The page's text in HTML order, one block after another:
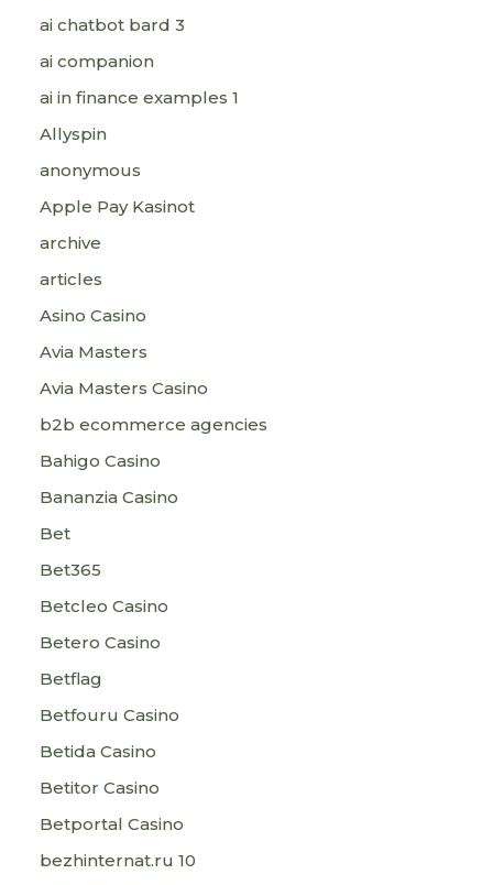
ai chatbot bard 3
ai companion
ai in finance examples 1
Allyspin
anonymous
Apple Pay Kasinot
archive
articles
Asino Casino
Avia Masters
Avia Masters Casino
b2b ecommerce agencies
Bahigo Casino
Bananzia Casino
Bet
Bet365
Betcleo Casino
Betero Casino
Betflag
Betfouru Casino
Betida Casino
Betitor Casino
Betportal Casino
bezhinternat.ru 10